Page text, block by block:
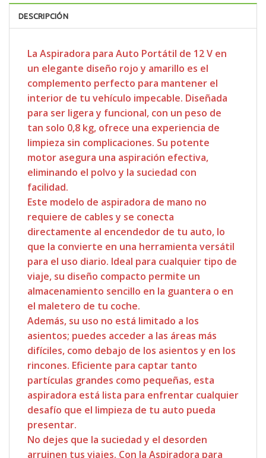
DESCRIPCIÓN
La Aspiradora para Auto Portátil de 12 V en
un elegante diseño rojo y amarillo es el
complemento perfecto para mantener el
interior de tu vehículo impecable. Diseñada
para ser ligera y funcional, con un peso de
tan solo 0,8 kg, ofrece una experiencia de
limpieza sin complicaciones. Su potente
motor asegura una aspiración efectiva,
eliminando el polvo y la suciedad con
facilidad.
Este modelo de aspiradora de mano no
requiere de cables y se conecta
directamente al encendedor de tu auto, lo
que la convierte en una herramienta versátil
para el uso diario. Ideal para cualquier tipo de
viaje, su diseño compacto permite un
almacenamiento sencillo en la guantera o en
el maletero de tu coche.
Además, su uso no está limitado a los
asientos; puedes acceder a las áreas más
difíciles, como debajo de los asientos y en los
rincones. Eficiente para captar tanto
partículas grandes como pequeñas, esta
aspiradora está lista para enfrentar cualquier
desafío que el limpieza de tu auto pueda
presentar.
No dejes que la suciedad y el desorden
arruinen tus viajes. Con la Aspiradora para